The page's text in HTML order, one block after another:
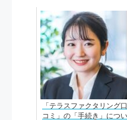
「テラスファクタリング口
コミ」の「手続き」につい